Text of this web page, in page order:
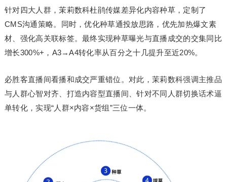
针对四大人群，茉莉数科杜鹃传媒差异化内容种草，定制了
CMS沟通策略。同时，优化种草通投放思路，优先加热爆文素
材、强化高关联标签。最终实现种草曝光与直播成交的交集同比
增长300%+，A3→A4转化率从百分之十几提升至近20%。
必胜客直播间看播和成交严重错位。对此，茉莉数科强调主推品
与人群心智对齐、打造内容型直播间、针对不同人群切换话术逼
单转化，实现“人群×内容×货组”三位一体。